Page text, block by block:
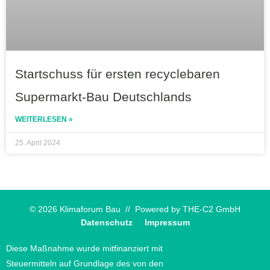
Startschuss für ersten recyclebaren
Supermarkt-Bau Deutschlands
WEITERLESEN »
25. April 2024
© 2026 Klimaforum Bau // Powered by THE-C2 GmbH
Datenschutz
Impressum
Diese Maßnahme wurde mitfinanziert mit
Steuermitteln auf Grundlage des von den